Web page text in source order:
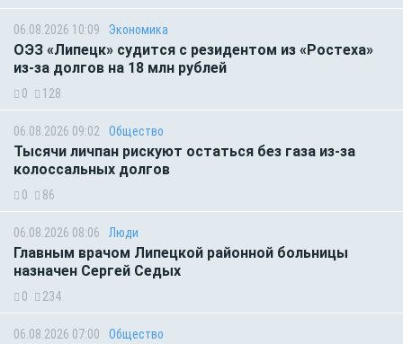
06.08.2026 10:09 Экономика
ОЭЗ «Липецк» судится с резидентом из «Ростеха»
из-за долгов на 18 млн рублей
0 128
06.08.2026 09:02 Общество
Тысячи личпан рискуют остаться без газа из-за
колоссальных долгов
0 86
06.08.2026 08:06 Люди
Главным врачом Липецкой районной больницы
назначен Сергей Седых
0 234
06.08.2026 07:00 Общество